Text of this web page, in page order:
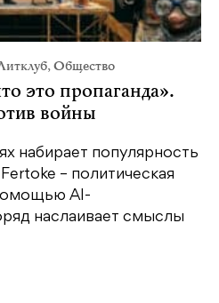
,Общество
это пропаганда».
войны
набирает популярность
– политическая
AI-
наслаивает смыслы